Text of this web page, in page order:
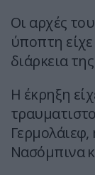
Οι αρχές
ύποπτη
διάρκεια
Η έκρηξη
Νασόμπινα